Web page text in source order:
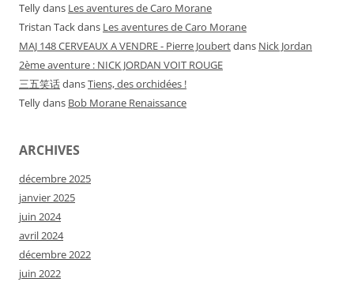
Tellydans Les aventures de Caro Morane
Tristan Tackdans Les aventures de Caro Morane
MAJ 148 CERVEAUX A VENDRE - Pierre Joubertdans Nick Jordan
2ème aventure : NICK JORDAN VOIT ROUGE
三五笑话dansTiens, des orchidées !
Tellydans Bob Morane Renaissance
ARCHIVES
décembre 2025
janvier 2025
juin 2024
avril 2024
décembre 2022
juin 2022